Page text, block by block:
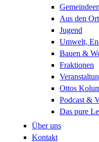
Aus den
Jugend
Umwelt,
Bauen &
Fraktionen
Ottos
Podcast &
Das pure
Über uns
Kontakt